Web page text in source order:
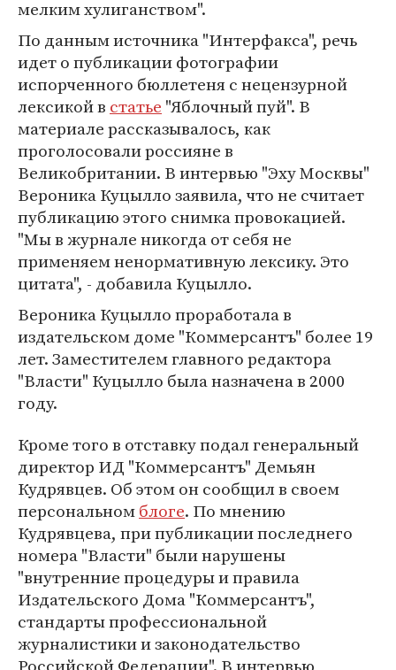
мелким хулиганством".
По данным источника "Интерфакса", речь
идет о публикации фотографии
испорченного бюллетеня с нецензурной
лексикой в статье "Яблочный пуй". В
материале рассказывалось, как
проголосовали россияне в
Великобритании. В интервью "Эху Москвы"
Вероника Куцылло заявила, что не считает
публикацию этого снимка провокацией.
"Мы в журнале никогда от себя не
применяем ненормативную лексику. Это
цитата", - добавила Куцылло.
Вероника Куцылло проработала в
издательском доме "Коммерсантъ" более 19
лет. Заместителем главного редактора
"Власти" Куцылло была назначена в 2000
году.
Кроме того в отставку подал генеральный
директор ИД "Коммерсантъ" Демьян
Кудрявцев. Об этом он сообщил в своем
персональномблоге. По мнению
Кудрявцева, при публикации последнего
номера "Власти" были нарушены
"внутренние процедуры и правила
Издательского Дома "Коммерсантъ",
стандарты профессиональной
журналистики и законодательство